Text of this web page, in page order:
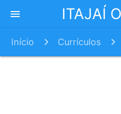
ITAJAÍ
menu
Início Currículos